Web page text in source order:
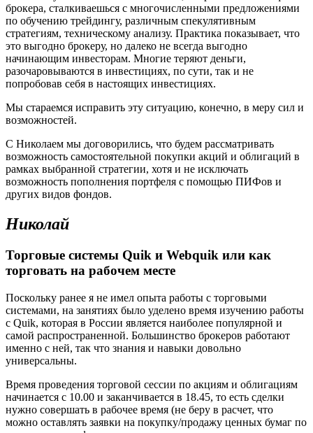
брокера, сталкиваешься с многочисленными предложениями
по обучению трейдингу, различным спекулятивным
стратегиям, техническому анализу. Практика показывает, что
это выгодно брокеру, но далеко не всегда выгодно
начинающим инвесторам. Многие теряют деньги,
разочаровываются в инвестициях, по сути, так и не
попробовав себя в настоящих инвестициях.
Мы стараемся исправить эту ситуацию, конечно, в меру сил и
возможностей.
С Николаем мы договорились, что будем рассматривать
возможность самостоятельной покупки акций и облигаций в
рамках выбранной стратегии, хотя и не исключать
возможность пополнения портфеля с помощью ПИФов и
других видов фондов.
Николай
Торговые системы Quik и Webquik или как
торговать на рабочем месте
Поскольку ранее я не имел опыта работы с торговыми
системами, на занятиях было уделено время изучению работы
с Quik, которая в России является наиболее популярной и
самой распространенной. Большинство брокеров работают
именно с ней, так что знания и навыки довольно
универсальны.
Время проведения торговой сессии по акциям и облигациям
начинается с 10.00 и заканчивается в 18.45, то есть сделки
нужно совершать в рабочее время (не беру в расчет, что
можно оставлять заявки на покупку/продажу ценных бумаг по